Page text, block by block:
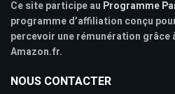
Ce site participe au Programme
programme d’affiliation conçu
percevoir une rémunération grâce
Amazon.fr.
NOUS CONTACTER